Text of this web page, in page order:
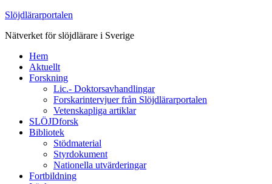
Slöjdlärarportalen
Nätverket för slöjdlärare i Sverige
Hem
Aktuellt
Forskning
Lic.- Doktorsavhandlingar
Forskarintervjuer från Slöjdlärarportalen
Vetenskapliga artiklar
SLÖJDforsk
Bibliotek
Stödmaterial
Styrdokument
Nationella utvärderingar
Fortbildning